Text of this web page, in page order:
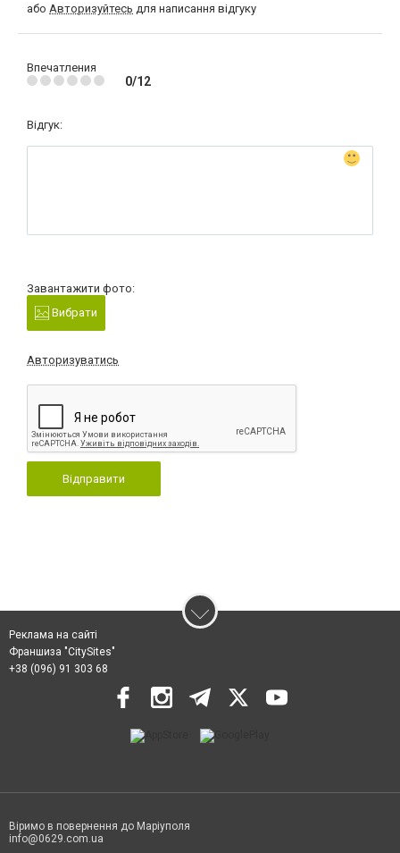
або Авторизуйтесь для написання відгуку
Впечатления
0/12
Відгук:
Завантажити фото:
Вибрати
Авторизуватись
Відправити
Реклама на сайті
Франшиза "CitySites"
+38 (096) 91 303 68
Віримо в повернення до Маріуполя
info@0629.com.ua